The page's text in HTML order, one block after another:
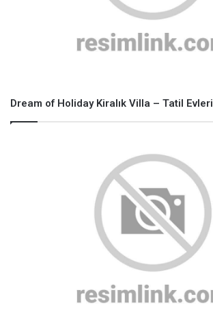
Dream of Holiday Kiralık Villa – Tatil Evleri